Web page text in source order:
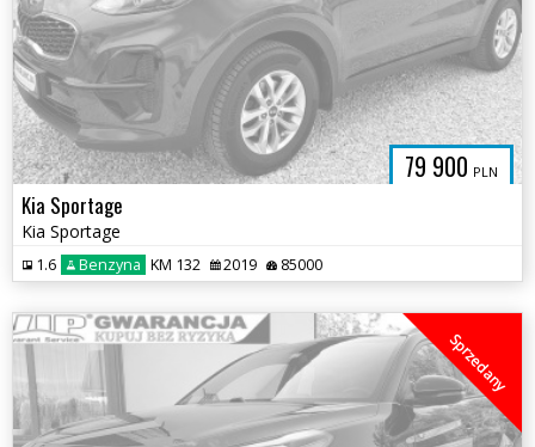
79 900 PLN
Kia Sportage
Kia Sportage
1.6 Benzyna KM 132 2019 85000
Sprzedany